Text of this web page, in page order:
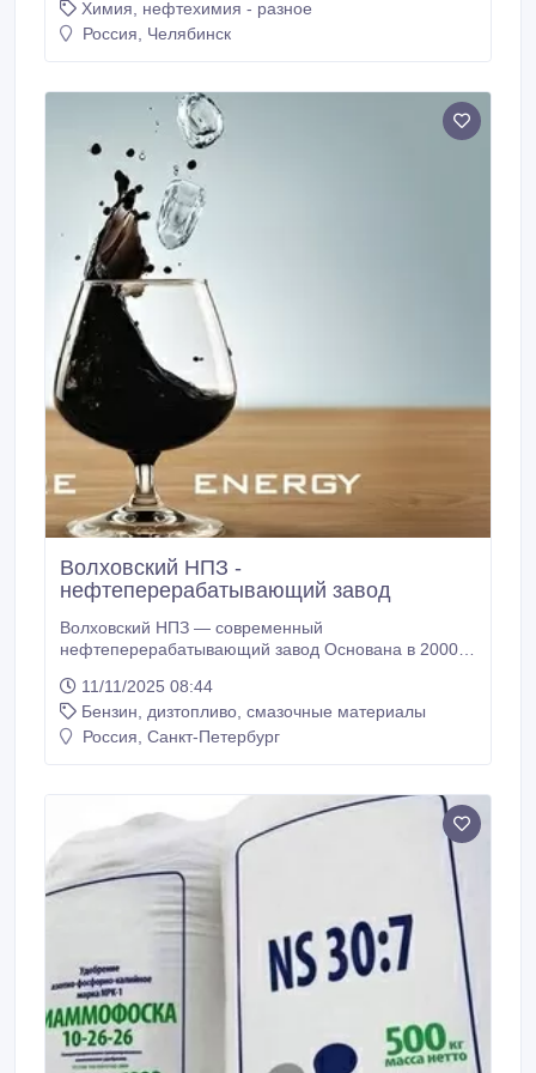
для водоподготовки и водоочистки. Закупаю новый
катионит; Приобрету катионит просроченный;
Химия, нефтехимия - разное
Россия, Челябинск
Волховский НПЗ -
нефтеперерабатывающий завод
Волховский НПЗ — современный
нефтеперерабатывающий завод Основана в 2000
области, в 122 км от Санкт-Петербурга. Завод
входит в Реестр РФ с 2012 года и работает по
современным технологиям, обеспечивая высокое
11/11/2025 08:44
Бензин, дизтопливо, смазочные материалы
Россия, Санкт-Петербург